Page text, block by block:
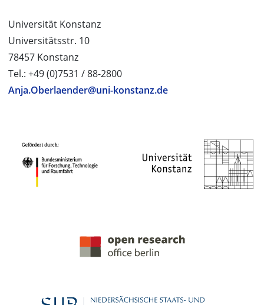
Universität Konstanz
Universitätsstr. 10
78457 Konstanz
Tel.: +49 (0)7531 / 88-2800
Anja.Oberlaender@uni-konstanz.de